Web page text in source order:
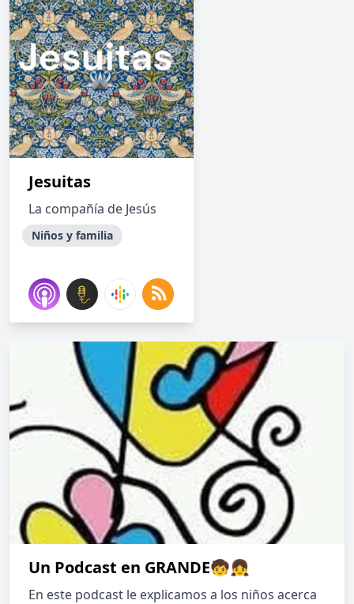
Jesuitas
La compañía de Jesús
Niños y familia
Un Podcast en GRANDE🧒👧
En este podcast le explicamos a los niños acerca